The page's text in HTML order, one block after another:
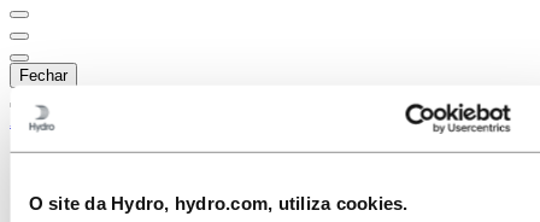
O site da Hydro, hydro.com, utiliza cookies.
Fechar
Alumínio
Sobre alumínio